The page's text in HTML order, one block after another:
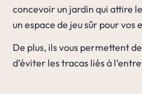
concevoir un jardin qui attire
un espace de jeu sûr pour vos
De plus, ils vous permettent
d’éviter les tracas liés à